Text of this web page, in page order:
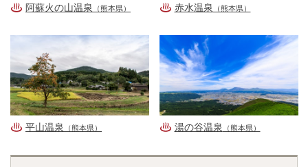
阿蘇火の山温泉 （熊本県） 赤水温泉 （熊本県）
平山温泉 （熊本県） 湯の谷温泉 （熊本県）